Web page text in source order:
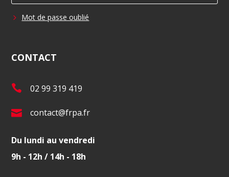
Mot de passe oublié
CONTACT
T
l
.
:
02 99 319 419
E
m
a
contact@frpa.fr
Du lundi au vendredi
9h - 12h / 14h - 18h